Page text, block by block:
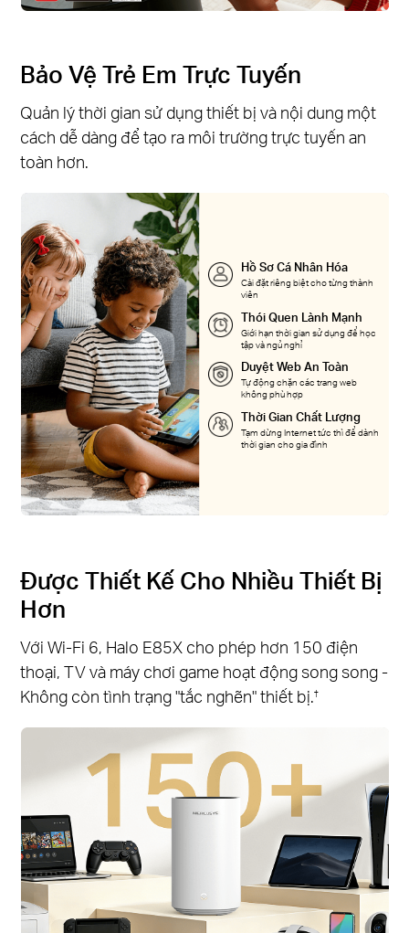
Bảo Vệ Trẻ Em Trực Tuyến
Quản lý thời gian sử dụng thiết bị và nội dung một
cách dễ dàng để tạo ra môi trường trực tuyến an
toàn hơn.
Hồ Sơ Cá Nhân Hóa
Cài đặt riêng biệt cho từng thành
viên
Thói Quen Lành Mạnh
Giới hạn thời gian sử dụng để học
tập và ngủ nghỉ
Duyệt Web An Toàn
Tự động chặn các trang web
không phù hợp
Thời Gian Chất Lượng
Tạm dừng Internet tức thì để dành
thời gian cho gia đình
Được Thiết Kế Cho Nhiều Thiết Bị
Hơn
Với Wi-Fi 6, Halo E85X cho phép hơn 150 điện
thoại, TV và máy chơi game hoạt động song song -
Không còn tình trạng "tắc nghẽn" thiết bị.†